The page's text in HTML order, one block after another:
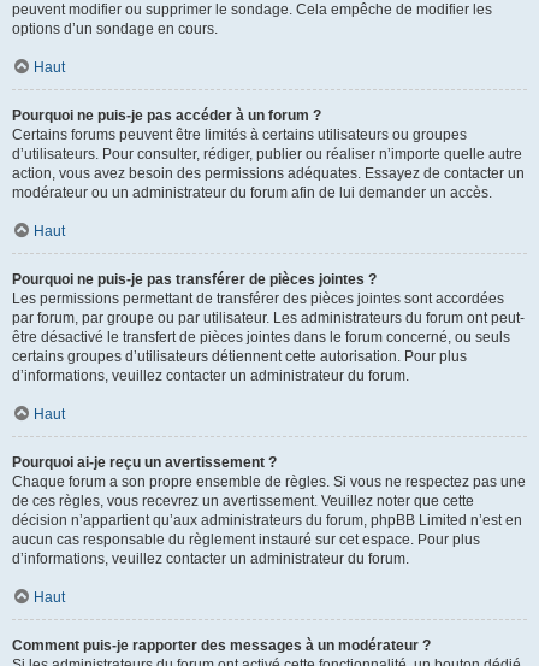
peuvent modifier ou supprimer le sondage. Cela empêche de modifier les
options d’un sondage en cours.
Haut
Pourquoi ne puis-je pas accéder à un forum ?
Certains forums peuvent être limités à certains utilisateurs ou groupes
d’utilisateurs. Pour consulter, rédiger, publier ou réaliser n’importe quelle autre
action, vous avez besoin des permissions adéquates. Essayez de contacter un
modérateur ou un administrateur du forum afin de lui demander un accès.
Haut
Pourquoi ne puis-je pas transférer de pièces jointes ?
Les permissions permettant de transférer des pièces jointes sont accordées
par forum, par groupe ou par utilisateur. Les administrateurs du forum ont peut-
être désactivé le transfert de pièces jointes dans le forum concerné, ou seuls
certains groupes d’utilisateurs détiennent cette autorisation. Pour plus
d’informations, veuillez contacter un administrateur du forum.
Haut
Pourquoi ai-je reçu un avertissement ?
Chaque forum a son propre ensemble de règles. Si vous ne respectez pas une
de ces règles, vous recevrez un avertissement. Veuillez noter que cette
décision n’appartient qu’aux administrateurs du forum, phpBB Limited n’est en
aucun cas responsable du règlement instauré sur cet espace. Pour plus
d’informations, veuillez contacter un administrateur du forum.
Haut
Comment puis-je rapporter des messages à un modérateur ?